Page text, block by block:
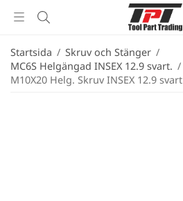
Startsida / Skruv och Stänger /
MC6S Helgängad INSEX 12.9 svart. /
M10X20 Helg. Skruv INSEX 12.9 svart